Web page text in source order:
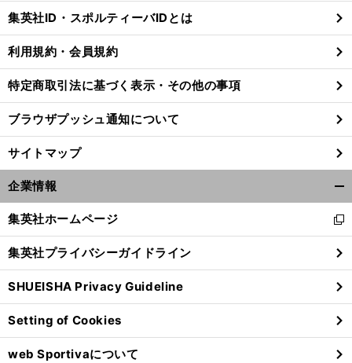
る
集英社ID・スポルティーバIDとは
利用規約・会員規約
特定商取引法に基づく表示・その他の事項
ブラウザプッシュ通知について
サイトマップ
企業情報
閉
る
集英社ホームページ
新
し
い
ウ
ィ
ン
ド
ウ
で
集英社プライバシーガイドライン
SHUEISHA Privacy Guideline
Setting of Cookies
web Sportivaについて